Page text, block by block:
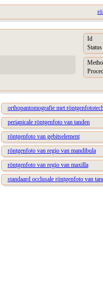
Id
Status
orthopantomografie met
periapicale röntgenfoto van tanden
röntgenfoto van gebitselement
röntgenfoto van regio van mandibula
röntgenfoto van regio van maxilla
standaard occlusale röntgenfoto van